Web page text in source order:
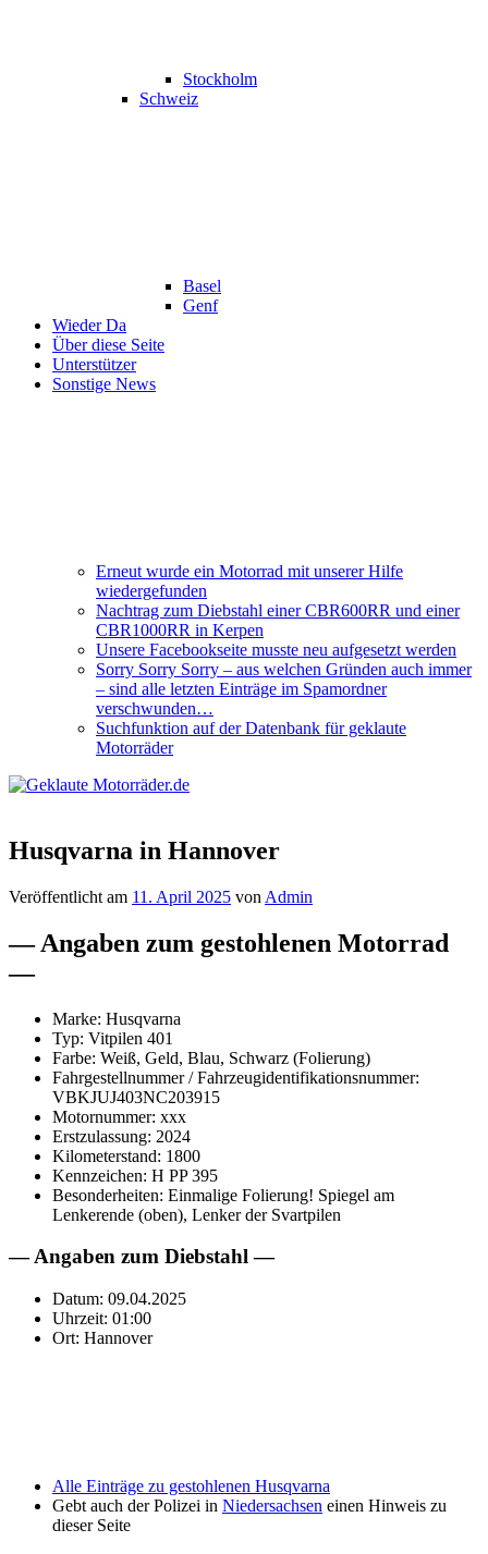
Stockholm
Schweiz
Basel
Genf
Wieder Da
Über diese Seite
Unterstützer
Sonstige News
Erneut wurde ein Motorrad mit unserer Hilfe
wiedergefunden
Nachtrag zum Diebstahl einer CBR600RR und einer
CBR1000RR in Kerpen
Unsere Facebookseite musste neu aufgesetzt werden
Sorry Sorry Sorry – aus welchen Gründen auch immer
– sind alle letzten Einträge im Spamordner
verschwunden…
Suchfunktion auf der Datenbank für geklaute
Motorräder
Husqvarna in Hannover
Veröffentlicht am 11. April 2025 von Admin
— Angaben zum gestohlenen Motorrad
—
Marke: Husqvarna
Typ: Vitpilen 401
Farbe: Weiß, Geld, Blau, Schwarz (Folierung)
Fahrgestellnummer / Fahrzeugidentifikationsnummer:
VBKJUJ403NC203915
Motornummer: xxx
Erstzulassung: 2024
Kilometerstand: 1800
Kennzeichen: H PP 395
Besonderheiten: Einmalige Folierung! Spiegel am
Lenkerende (oben), Lenker der Svartpilen
— Angaben zum Diebstahl —
Datum: 09.04.2025
Uhrzeit: 01:00
Ort: Hannover
Alle Einträge zu gestohlenen Husqvarna
Gebt auch der Polizei in Niedersachsen einen Hinweis zu
dieser Seite